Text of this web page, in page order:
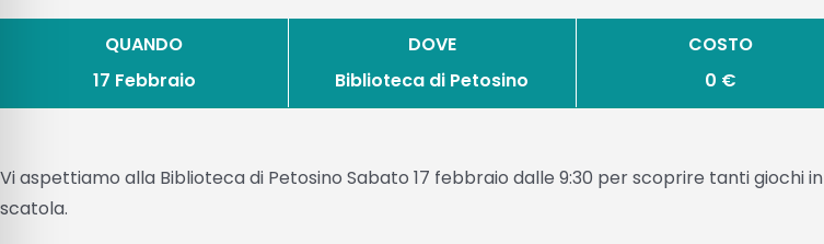
QUANDO
17 Febbraio
DOVE
Biblioteca di Petosino
COSTO
0 €
Vi aspettiamo alla Biblioteca di Petosino Sabato 17 febbraio dalle 9:30 per scoprire tanti giochi in
scatola.